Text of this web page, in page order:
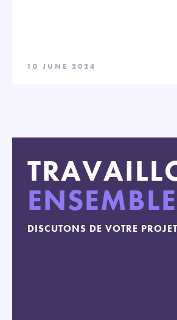
10 JUNE 2024
ENSEMBLE
DISCUTONS DE VOTRE PROJET